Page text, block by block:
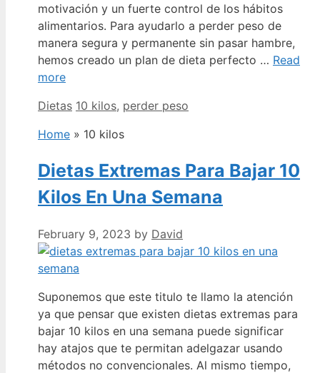
motivación y un fuerte control de los hábitos
alimentarios. Para ayudarlo a perder peso de
manera segura y permanente sin pasar hambre,
hemos creado un plan de dieta perfecto … Read
more
Categories
Dietas Tags
10 kilos, perder peso
Home » 10 kilos
Dietas Extremas Para Bajar 10
Kilos En Una Semana
February 9, 2023 by David
Suponemos que este titulo te llamo la atención
ya que pensar que existen dietas extremas para
bajar 10 kilos en una semana puede significar
hay atajos que te permitan adelgazar usando
métodos no convencionales. Al mismo tiempo,